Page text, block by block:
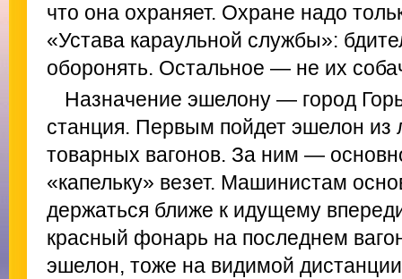
что она охраняет. Охране надо
«Устава караульной службы»:
оборонять. Остальное — не их
Назначение эшелону — город
станция. Первым пойдет эшелон из
товарных вагонов. За ним —
«капельку» везет. Машинистам
держаться ближе к идущему
красный фонарь на последнем
эшелон, тоже на видимой